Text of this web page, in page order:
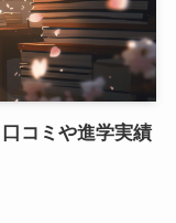
コミや進学実績